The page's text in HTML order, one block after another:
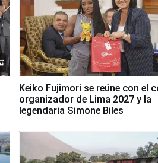
Keiko Fujimori se reúne con el
organizador de Lima 2027 y la
legendaria Simone Biles